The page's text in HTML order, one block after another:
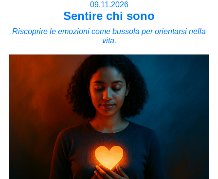
09.11.2026
Sentire chi sono
Riscoprire le emozioni come bussola per orientarsi nella
vita.